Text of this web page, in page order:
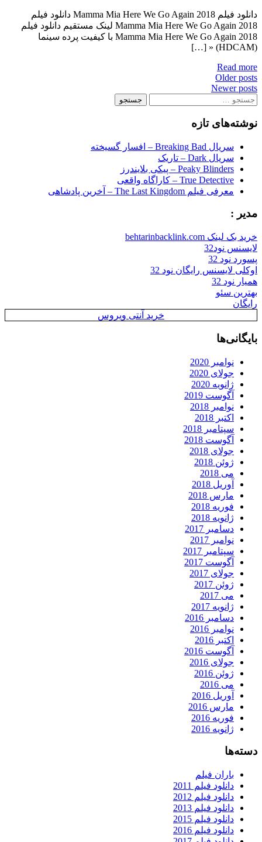
دانلود فیلم Mamma Mia Here We Go Again 2018 دانلود فیلم
Mamma Mia Here We Go Again 2018 لینک مستقیم دانلود فیلم
Mamma Mia Here We Go Again 2018 با کیفیت پرده سینما
(HDCAM) « […]
Read more
Posts
navigation
Older posts
Newer posts
جستجو
نوشته‌های تازه
سریال Breaking Bad – افسار گسیخته
سریال Dark – تاریک
Peaky Blinders – پیکی بلایندرز
True Detective – کاراگاه واقعی
معرفی فیلم The Last Kingdom – آخرین پادشاهی
مدیر :
خرید بک لینک behtarinbacklink.com
لایسنس نود32
پسورد نود 32
اوکلی لایسنس رایگان نود 32
همیار نود 32
بهترین سئو
رایگان
خرید آنتی ویروس
بایگانی‌ها
نوامبر 2020
جولای 2020
ژانویه 2020
آگوست 2019
نوامبر 2018
اکتبر 2018
سپتامبر 2018
آگوست 2018
جولای 2018
ژوئن 2018
می 2018
آوریل 2018
مارس 2018
فوریه 2018
ژانویه 2018
دسامبر 2017
نوامبر 2017
سپتامبر 2017
آگوست 2017
جولای 2017
ژوئن 2017
می 2017
ژانویه 2017
دسامبر 2016
نوامبر 2016
اکتبر 2016
آگوست 2016
جولای 2016
ژوئن 2016
می 2016
آوریل 2016
مارس 2016
فوریه 2016
ژانویه 2016
دسته‌ها
باران فیلم
دانلود فیلم 2011
دانلود فیلم 2012
دانلود فیلم 2013
دانلود فیلم 2015
دانلود فیلم 2016